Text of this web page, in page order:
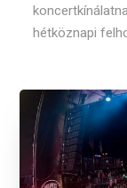
hétköznapi